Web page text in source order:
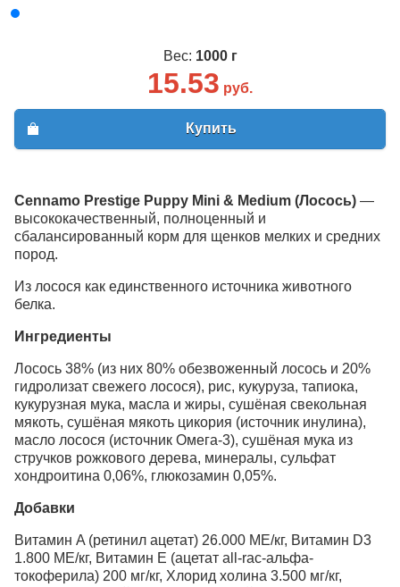
Вес: 1000 г
15.53 руб.
Купить
Cennamo Prestige Puppy Mini & Medium (Лосось) —
высококачественный, полноценный и
сбалансированный корм для щенков мелких и средних
пород.
Из лосося как единственного источника животного
белка.
Ингредиенты
Лосось 38% (из них 80% обезвоженный лосось и 20%
гидролизат свежего лосося), рис, кукуруза, тапиока,
кукурузная мука, масла и жиры, сушёная свекольная
мякоть, сушёная мякоть цикория (источник инулина),
масло лосося (источник Омега-3), сушёная мука из
стручков рожкового дерева, минералы, сульфат
хондроитина 0,06%, глюкозамин 0,05%.
Добавки
Витамин A (ретинил ацетат) 26.000 МЕ/кг, Витамин D3
1.800 МЕ/кг, Витамин E (ацетат all-rac-альфа-
токоферила) 200 мг/кг, Хлорид холина 3.500 мг/кг,